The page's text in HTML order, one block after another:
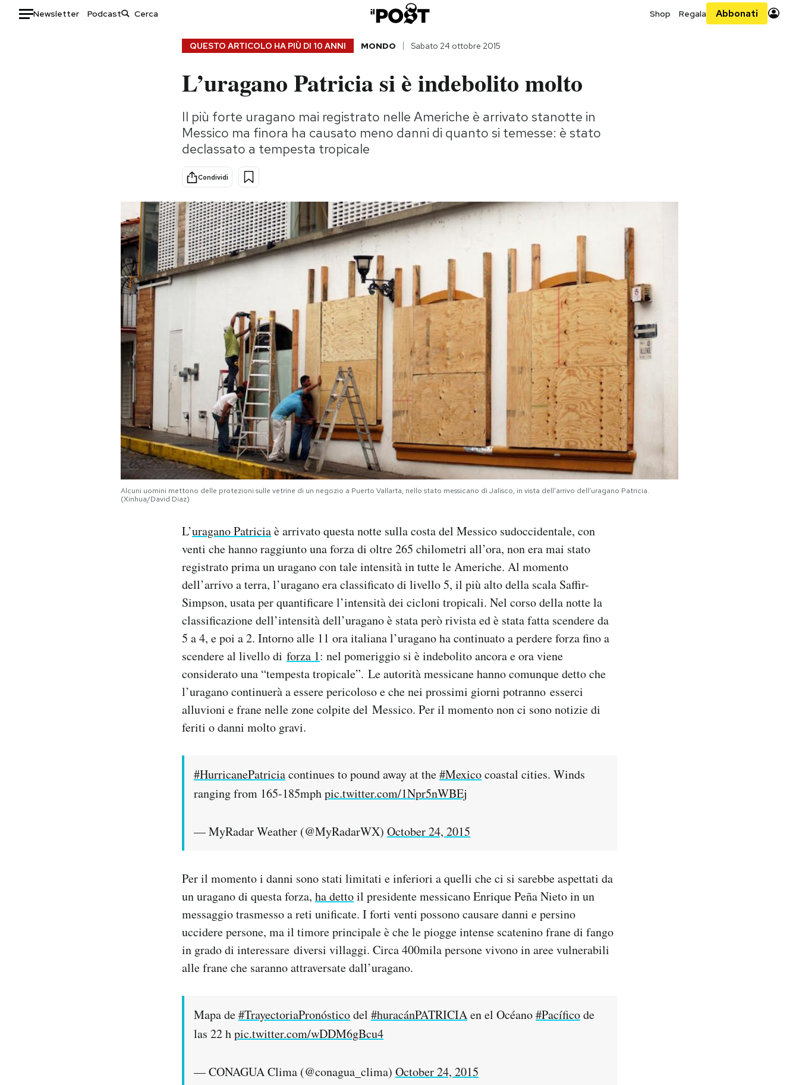
Newsletter Podcast Shop Regala Abbonati
Consumismi
Storie/Idee
Ok Boomer!
Europa
Altrecose
Mondiali calcio 2026
QUESTO ARTICOLO HA PIÙ DI 10 ANNI MONDO Sabato 24 ottobre 2015
L’uragano Patricia si è indebolito molto
Il più forte uragano mai registrato nelle Americhe è arrivato stanotte in
Messico ma finora ha causato meno danni di quanto si temesse: è stato
declassato a tempesta tropicale
Condividi
Alcuni uomini mettono delle protezioni sulle vetrine di un negozio a Puerto Vallarta, nello stato messicano di Jalisco, in vista dell'arrivo dell'uragano Patricia.
(Xinhua/David Diaz)
L’uragano Patriciaè arrivato questa notte sulla costa del Messico sudoccidentale, con
venti che hanno raggiunto una forza di oltre 265 chilometri all’ora, non era mai stato
registrato prima un uragano con tale intensità in tutte le Americhe. Al momento
dell’arrivo a terra, l’uragano era classificato di livello 5, il più alto della scala Saffir-
Simpson, usata per quantificare l’intensità dei cicloni tropicali. Nel corso della notte la
classificazione dell’intensità dell’uragano è stata però rivista ed è stata fatta scendere da
5 a 4, e poi a 2. Intorno alle 11 ora italiana l’uragano ha continuato a perdere forza fino a
scendere al livello di forza 1: nel pomeriggio si è indebolito ancora e ora viene
considerato una “tempesta tropicale”. Le autorità messicane hanno comunque detto che
l’uragano continuerà a essere pericoloso e che nei prossimi giorni potranno esserci
alluvioni e frane nelle zone colpite del Messico. Per il momento non ci sono notizie di
feriti o danni molto gravi.
#HurricanePatriciacontinues to pound away at the#Mexicocoastal cities. Winds
ranging from 165-185mphpic.twitter.com/1Npr5nWBEj
— MyRadar Weather (@MyRadarWX) October 24, 2015
Per il momento i danni sono stati limitati e inferiori a quelli che ci si sarebbe aspettati da
un uragano di questa forza, ha dettoil presidente messicano Enrique Peña Nieto in un
messaggio trasmesso a reti unificate. I forti venti possono causare danni e persino
uccidere persone, ma il timore principale è che le piogge intense scatenino frane di fango
in grado di interessare diversi villaggi. Circa 400mila persone vivono in aree vulnerabili
alle frane che saranno attraversate dall’uragano.
Mapa de#TrayectoriaPronósticodel #huracánPATRICIAen el Océano#Pacíficode
las 22 hpic.twitter.com/wDDM6gBcu4
— CONAGUA Clima (@conagua_clima) October 24, 2015